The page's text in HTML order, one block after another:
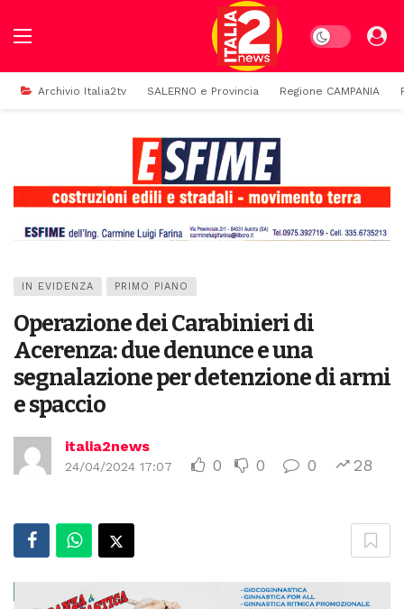
Dark mode
Archivio Italia2tv SALERNO e Provincia Regione CAMPANIA
IN EVIDENZA PRIMO PIANO
Operazione dei Carabinieri di
Acerenza: due denunce e una
segnalazione per detenzione di armi
e spaccio
italia2news
24/04/2024 17:07 0 0 0 28